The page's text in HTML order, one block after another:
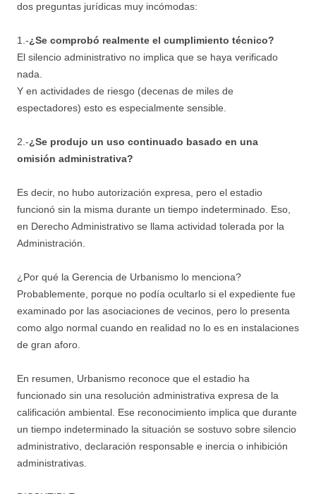
dos preguntas jurídicas muy incómodas:
1.-¿Se comprobó realmente el cumplimiento técnico?
El silencio administrativo no implica que se haya verificado
nada.
Y en actividades de riesgo (decenas de miles de
espectadores) esto es especialmente sensible.
2.-¿Se produjo un uso continuado basado en una
omisión administrativa?
Es decir, no hubo autorización expresa, pero el estadio
funcionó sin la misma durante un tiempo indeterminado. Eso,
en Derecho Administrativo se llama actividad tolerada por la
Administración.
¿Por qué la Gerencia de Urbanismo lo menciona?
Probablemente, porque no podía ocultarlo si el expediente fue
examinado por las asociaciones de vecinos, pero lo presenta
como algo normal cuando en realidad no lo es en instalaciones
de gran aforo.
En resumen, Urbanismo reconoce que el estadio ha
funcionado sin una resolución administrativa expresa de la
calificación ambiental. Ese reconocimiento implica que durante
un tiempo indeterminado la situación se sostuvo sobre silencio
administrativo, declaración responsable e inercia o inhibición
administrativas.